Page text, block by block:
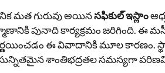
మత గురువు అయినసఫికుల్ ఇస్లాం
పునాది కార్యక్రమం జరిగింది. ఈ
ఈ వివాదానికి మూల కారణం.
సున్నితమైన శాంతిభద్రతల సమస్యగా